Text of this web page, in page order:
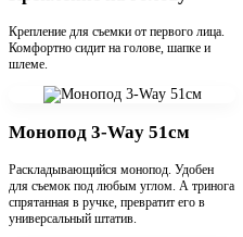
Крепление для съемки от первого лица.
Комфортно сидит на голове, шапке и
шлеме.
Монопод 3-Way 51см
Раскладывающийся монопод. Удобен
для съемок под любым углом. А тринога
спрятанная в ручке, превратит его в
универсальный штатив.